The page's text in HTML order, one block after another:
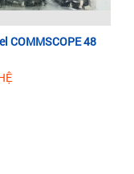
COMMSCOPE 48